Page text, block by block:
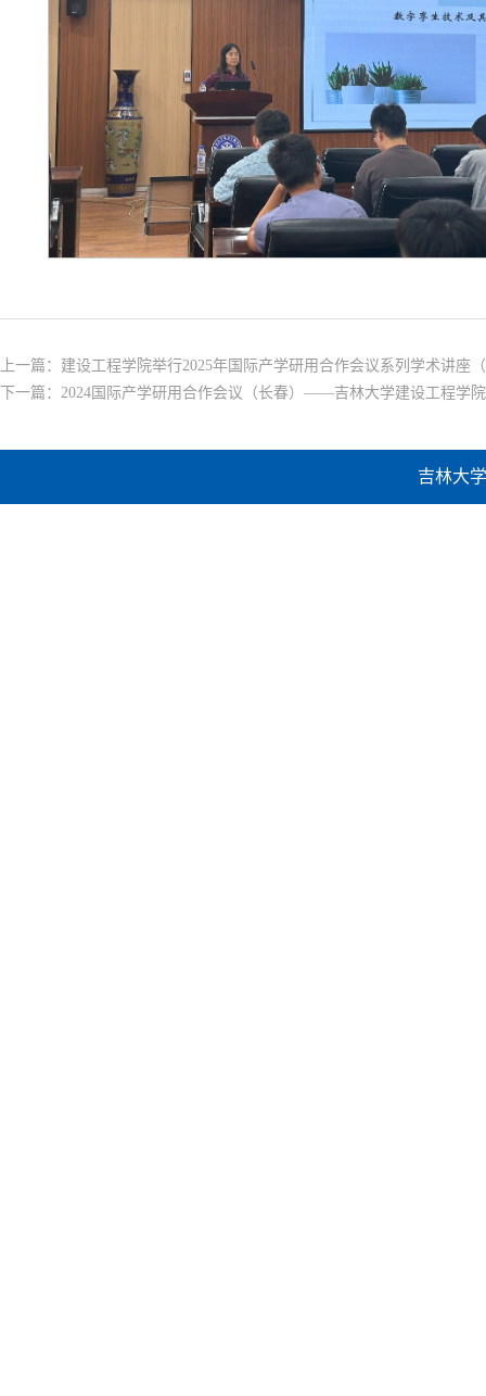
上一篇： 建设工程学院举行2025年国际产学研用合作会议系列学术讲座
下一篇： 2024国际产学研用合作会议（长春）——吉林大学建设工程学
吉林大